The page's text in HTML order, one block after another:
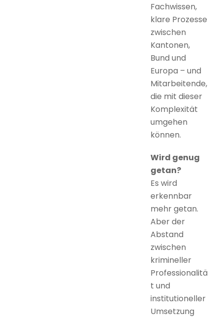
Fachwissen,
klare Prozesse
zwischen
Kantonen,
Bund und
Europa – und
Mitarbeitende,
die mit dieser
Komplexität
umgehen
können.
Wird genug
getan?
Es wird
erkennbar
mehr getan.
Aber der
Abstand
zwischen
krimineller
Professionalitä
t und
institutioneller
Umsetzung